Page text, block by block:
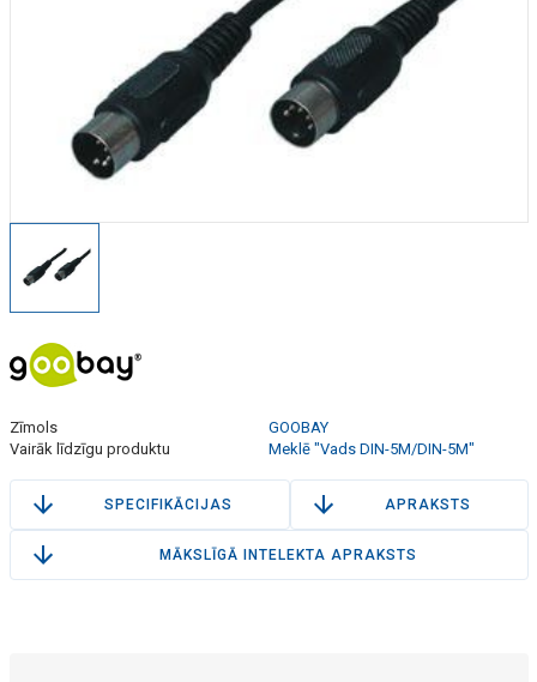
Zīmols
GOOBAY
Vairāk līdzīgu produktu
Meklē "Vads DIN-5M/DIN-5M"
SPECIFIKĀCIJAS APRAKSTS
MĀKSLĪGĀ INTELEKTA APRAKSTS